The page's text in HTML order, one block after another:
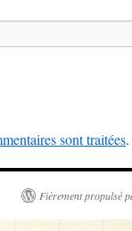
sont traitées.
Fièrement propulsé